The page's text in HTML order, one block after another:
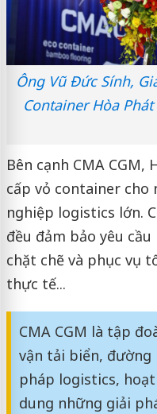
Ông Vũ Đức Sính,
Container Hòa
Bên cạnh CMA CGM,
cấp vỏ container cho
nghiệp logistics lớn.
đều đảm bảo yêu
chặt chẽ và phục vụ
thực tế...
CMA CGM là tập
vận tải biển, đường
pháp logistics,
dung những giải